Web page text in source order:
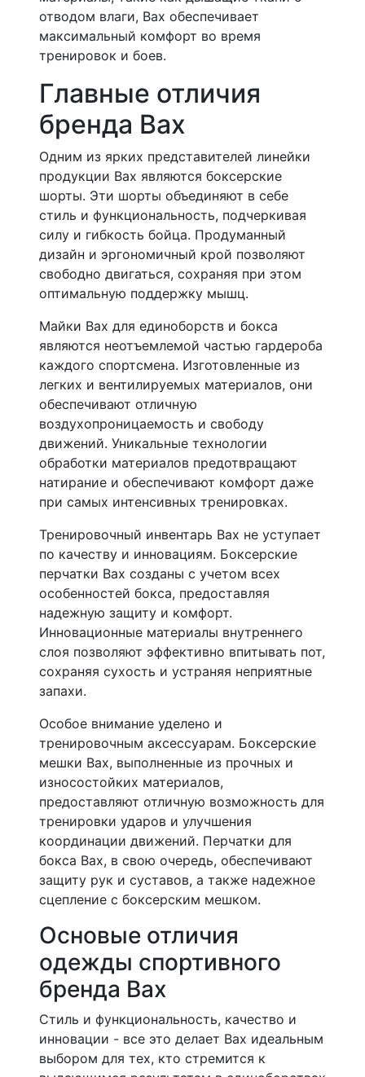
отводом влаги, Bax обеспечивает
максимальный комфорт во время
тренировок и боев.
Главные отличия
бренда Bax
Одним из ярких представителей линейки
продукции Bax являются боксерские
шорты. Эти шорты объединяют в себе
стиль и функциональность, подчеркивая
силу и гибкость бойца. Продуманный
дизайн и эргономичный крой позволяют
свободно двигаться, сохраняя при этом
оптимальную поддержку мышц.
Майки Bax для единоборств и бокса
являются неотъемлемой частью гардероба
каждого спортсмена. Изготовленные из
легких и вентилируемых материалов, они
обеспечивают отличную
воздухопроницаемость и свободу
движений. Уникальные технологии
обработки материалов предотвращают
натирание и обеспечивают комфорт даже
при самых интенсивных тренировках.
Тренировочный инвентарь Bax не уступает
по качеству и инновациям. Боксерские
перчатки Bax созданы с учетом всех
особенностей бокса, предоставляя
надежную защиту и комфорт.
Инновационные материалы внутреннего
слоя позволяют эффективно впитывать пот,
сохраняя сухость и устраняя неприятные
запахи.
Особое внимание уделено и
тренировочным аксессуарам. Боксерские
мешки Bax, выполненные из прочных и
износостойких материалов,
предоставляют отличную возможность для
тренировки ударов и улучшения
координации движений. Перчатки для
бокса Bax, в свою очередь, обеспечивают
защиту рук и суставов, а также надежное
сцепление с боксерским мешком.
Основые отличия
одежды спортивного
бренда Bax
Стиль и функциональность, качество и
инновации - все это делает Bax идеальным
выбором для тех, кто стремится к